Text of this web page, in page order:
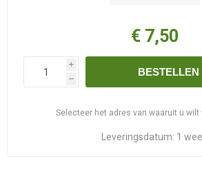
€ 7,50
i
h
BESTELLEN
Selecteer het adres van waaruit u wilt
Leveringsdatum: 1